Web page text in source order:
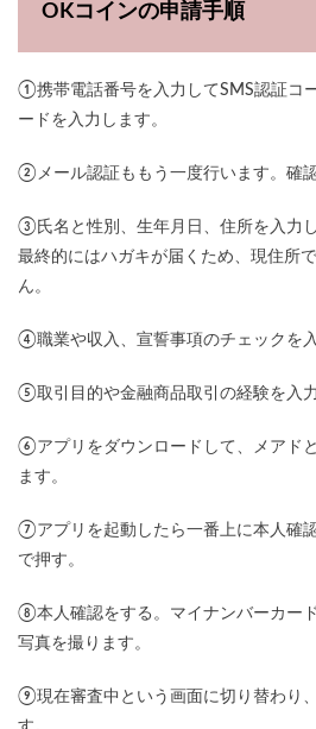
OKコインの申請手順
①携帯電話番号を入力してSMS認証コ
ードを入力します。
②メール認証ももう一度行います。確認
③氏名と性別、生年月日、住所を入力し
最終的にはハガキが届くため、現住所
ん。
④職業や収入、宣誓事項のチェックを
⑤取引目的や金融商品取引の経験を入力
⑥アプリをダウンロードして、メアド
ます。
⑦アプリを起動したら一番上に本人確
で押す。
⑧本人確認をする。マイナンバーカー
写真を撮ります。
⑨現在審査中という画面に切り替わり